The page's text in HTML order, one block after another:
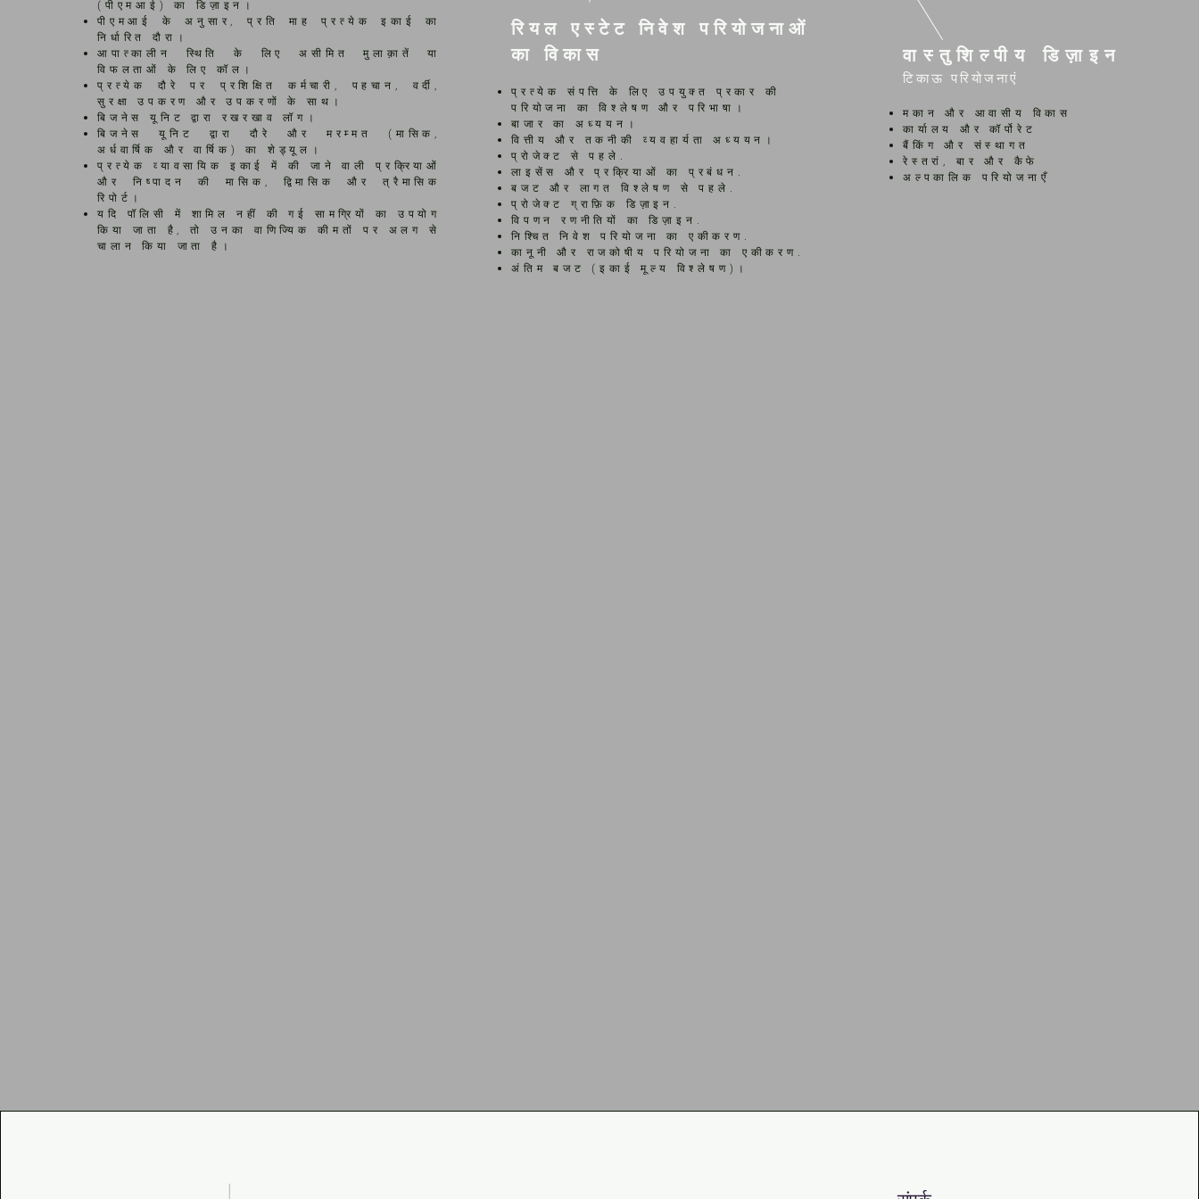
(पीएमआई) का डिज़ाइन।
पीएमआई के अनुसार, प्रति माह प्रत्येक इकाई का
निर्धारित दौरा।
आपात्कालीन स्थिति के लिए असीमित मुलाक़ातें या
विफलताओं के लिए कॉल।
प्रत्येक दौरे पर प्रशिक्षित कर्मचारी, पहचान, वर्दी,
सुरक्षा उपकरण और उपकरणों के साथ।
बिजनेस यूनिट द्वारा रखरखाव लॉग।
बिजनेस यूनिट द्वारा दौरे और मरम्मत (मासिक,
अर्धवार्षिक और वार्षिक) का शेड्यूल।
प्रत्येक व्यावसायिक इकाई में की जाने वाली प्रक्रियाओं
और निष्पादन की मासिक, द्विमासिक और त्रैमासिक
रिपोर्ट।
यदि पॉलिसी में शामिल नहीं की गई सामग्रियों का उपयोग
किया जाता है, तो उनका वाणिज्यिक कीमतों पर अलग से
चालान किया जाता है।
रियल एस्टेट निवेश परियोजनाओं
का विकास
प्रत्येक संपत्ति के लिए उपयुक्त प्रकार की
परियोजना का विश्लेषण और परिभाषा।
बाजार का अध्ययन।
वित्तीय और तकनीकी व्यवहार्यता अध्ययन।
प्रोजेक्ट से पहले.
लाइसेंस और प्रक्रियाओं का प्रबंधन.
बजट और लागत विश्लेषण से पहले.
प्रोजेक्ट ग्राफ़िक डिज़ाइन.
विपणन रणनीतियों का डिज़ाइन.
निश्चित निवेश परियोजना का एकीकरण.
कानूनी और राजकोषीय परियोजना का एकीकरण.
अंतिम बजट (इकाई मूल्य विश्लेषण)।
वास्तुशिल्पीय डिज़ाइन
टिकाऊ परियोजनाएं
मकान और आवासीय विकास
कार्यालय और कॉर्पोरेट
बैंकिंग और संस्थागत
रेस्तरां, बार और कैफे
अल्पकालिक परियोजनाएँ